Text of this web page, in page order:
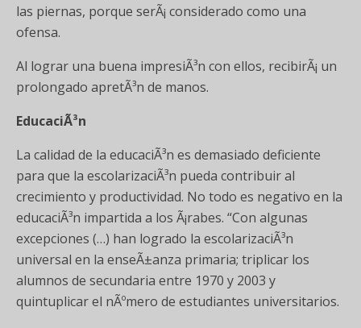
las piernas, porque serÃ¡ considerado como una
ofensa.
Al lograr una buena impresiÃ³n con ellos, recibirÃ¡ un
prolongado apretÃ³n de manos.
EducaciÃ³n
La calidad de la educaciÃ³n es demasiado deficiente
para que la escolarizaciÃ³n pueda contribuir al
crecimiento y productividad. No todo es negativo en la
educaciÃ³n impartida a los Ã¡rabes. “Con algunas
excepciones (…) han logrado la escolarizaciÃ³n
universal en la enseÃ±anza primaria; triplicar los
alumnos de secundaria entre 1970 y 2003 y
quintuplicar el nÃºmero de estudiantes universitarios.